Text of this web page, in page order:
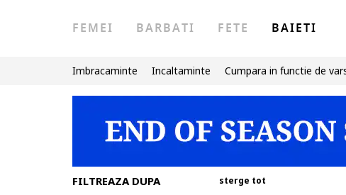
FEMEI BARBATI FETE BAIETI
Imbracaminte Incaltaminte Cumpara in functie de
FILTREAZA DUPA sterge tot